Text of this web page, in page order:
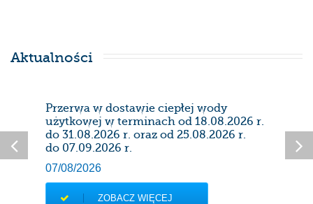
Aktualności
Przerwa w dostawie ciepłej wody
użytkowej w terminach od 18.08.2026 r.
do 31.08.2026 r. oraz od 25.08.2026 r.
do 07.09.2026 r.
07/08/2026
ZOBACZ WIĘCEJ